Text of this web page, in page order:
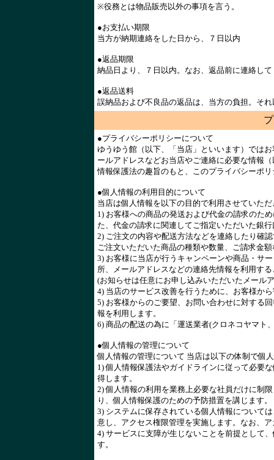
※役務とは物品販売以外の事項を言う。
●お支払い期限
当方が納期連絡をした日から、７日以内
●返品期限
納品日より、７日以内。なお、返品前に連絡し
●返品送料
誤納品および不良品の返品は、当方の負担。そ
●プライバシーポリシーについて
ゆうゆう館（以下、「当店」といいます）では
ールアドレスなどお当店やご連絡に必要な情報
情報保護法の趣旨のもと、このプライバシーポ
●個人情報の利用目的について
当店は個人情報を以下の目的で利用させていた
1) お客様への商品の発送および代金の請求のた
た、代金の請求に関連してご指定いただいた銀
2) ご注文の内容や配送方法などを連絡したり確
ご注文いただいた商品の種類や数量、ご請求金
3) お客様に当店が行うキャンペーンや商品・サ
所、メールアドレスなどの連絡先情報を利用す
(お知らせは任意にお申し込みいただいたメール
4) 当店のサービス改善を行うために、お客様か
5) お客様からのご要望、お問い合わせに対する
報を利用します。
6) 商品の配送の為に「運送業者(クロネコヤマト
●個人情報の管理について
個人情報の管理について 当店は以下の体制で個
1) 個人情報保護法やガイドラインに従って必要
得します。
2) 個人情報の利用を業務上必要な社員だけに制
り、個人情報保護のための予防措置を講じます。
3) システムに保存されている個人情報について
意し、アクセス権限管理を実施します。なお、
4) サービスに支障が生じないことを前提として
す。